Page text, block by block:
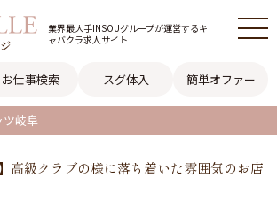
業界最大手INSOUグループが運営するキ
ャバクラ求人サイト
お仕事検索 スグ体入 簡単オファー
ツ岐阜
高級クラブの様に落ち着いた雰囲気のお店